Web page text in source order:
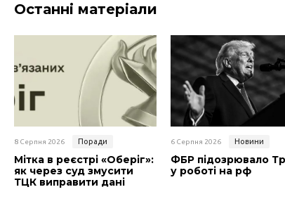
Останні матеріали
8 Серпня 2026 Поради
Мітка в реєстрі «Оберіг»:
як через суд змусити
ТЦК виправити дані
6 Серпня 2026 Новини
ФБР підозрювало
у роботі на рф